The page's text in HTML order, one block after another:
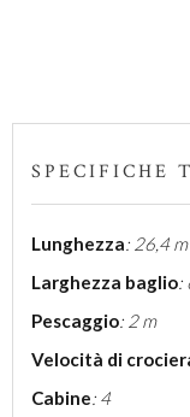
SPECIFICHE
Lunghezza: 26,4 m
Larghezza baglio:
Pescaggio: 2 m
Velocità di
Cabine: 4